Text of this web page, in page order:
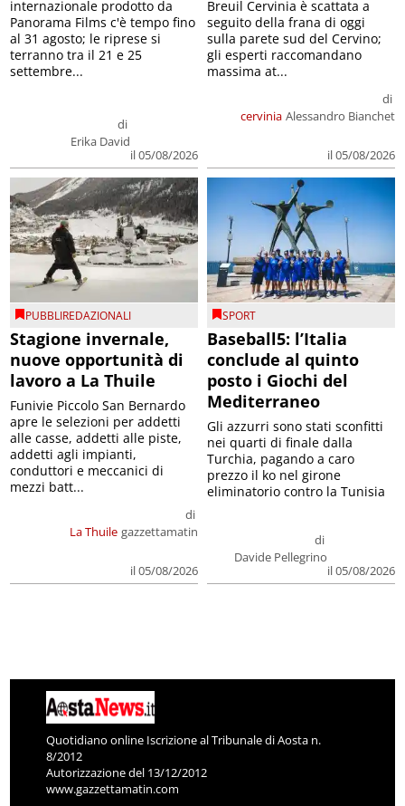
di
Erika David
il 05/08/2026
internazionale prodotto da
Panorama Films c'è tempo fino
al 31 agosto; le riprese si
terranno tra il 21 e 25
settembre...
cervinia
di
Alessandro Bianchet
il 05/08/2026
Breuil Cervinia è scattata a
seguito della frana di oggi
sulla parete sud del Cervino;
gli esperti raccomandano
massima at...
PUBBLIREDAZIONALI
Stagione invernale,
nuove opportunità di
lavoro a La Thuile
La Thuile
di
gazzettamatin
il 05/08/2026
Funivie Piccolo San Bernardo
apre le selezioni per addetti
alle casse, addetti alle piste,
addetti agli impianti,
conduttori e meccanici di
mezzi batt...
SPORT
Baseball5: l’Italia
conclude al quinto
posto i Giochi del
Mediterraneo
di
Davide Pellegrino
il 05/08/2026
Gli azzurri sono stati sconfitti
nei quarti di finale dalla
Turchia, pagando a caro
prezzo il ko nel girone
eliminatorio contro la Tunisia
Quotidiano online Iscrizione al Tribunale di Aosta n.
8/2012
Autorizzazione del 13/12/2012
www.gazzettamatin.com